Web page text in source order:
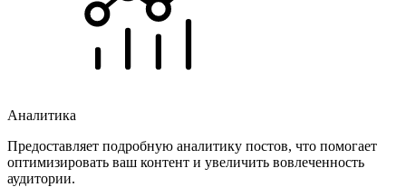
Аналитика
Предоставляет подробную аналитику постов, что помогает
оптимизировать ваш контент и увеличить вовлеченность
аудитории.